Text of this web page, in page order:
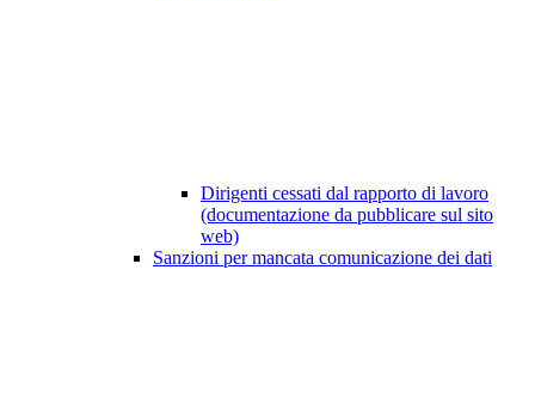
Dirigenti cessati dal rapporto di lavoro
(documentazione da pubblicare sul sito
web)
Sanzioni per mancata comunicazione dei dati